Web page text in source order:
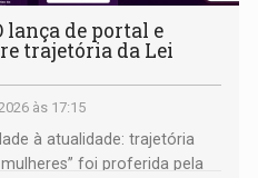
lança de portal e
trajetória da Lei
às 17:15
à atualidade: trajetória
foi proferida pela